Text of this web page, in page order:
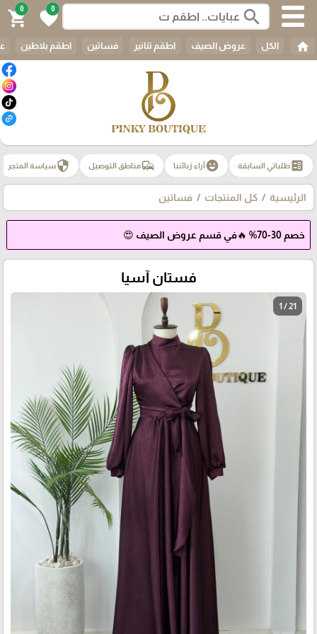
search
0
favorite
0
shopping_cart
home الكل عروض الصيف اطقم تنانير فساتين اطقم بلاطين
ballotطلباتي السابقة emoji_emotionsآراء زبائننا commuteمناطق التوصيل securityسياسة المتجر
الرئيسية كل المنتجات فساتين
خصم 30-70% 🔥في قسم عروض الصيف 😍
فستان آسيا
1 / 21